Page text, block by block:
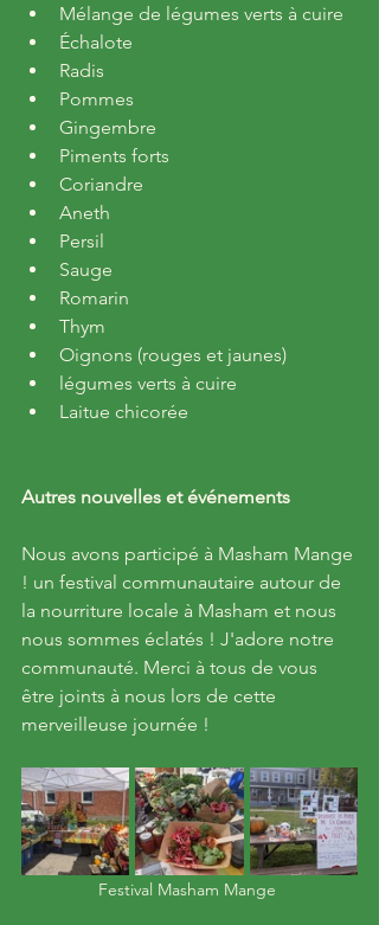
Mélange de légumes verts à cuire
Échalote
Radis
Pommes
Gingembre
Piments forts
Coriandre
Aneth
Persil
Sauge
Romarin
Thym
Oignons (rouges et jaunes)
légumes verts à cuire
Laitue chicorée
Autres nouvelles et événements
Nous avons participé à Masham Mange
! un festival communautaire autour de
la nourriture locale à Masham et nous
nous sommes éclatés ! J'adore notre
communauté. Merci à tous de vous
être joints à nous lors de cette
merveilleuse journée !
Festival Masham Mange